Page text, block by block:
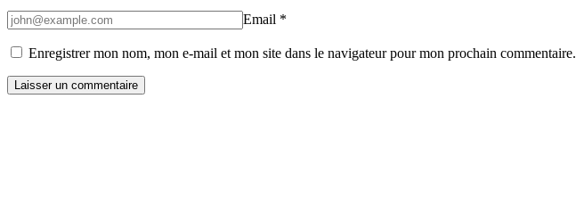
Email *
Enregistrer mon nom, mon e-mail et mon site dans le navigateur pour mon prochain commentaire.